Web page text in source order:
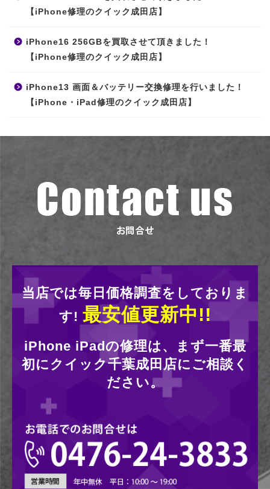
【iPhone修理のクイック成田店】
iPhone16 256GBを買取させて頂きました！
【iPhone修理のクイック成田店】
iPhone13 画面＆バッテリー交換修理を行いました！
【iPhone・iPad修理のクイック成田店】
当店では毎日価格調査をしておりま
す! 最安値更新中!!
iPhone iPadの修理は、まず一番最
初にクイック千葉成田店にご相談く
ださい。